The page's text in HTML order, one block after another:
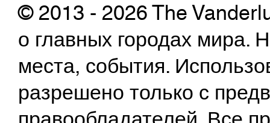
© 2013 - 2026 The
о главных городах
места, события.
разрешено только с